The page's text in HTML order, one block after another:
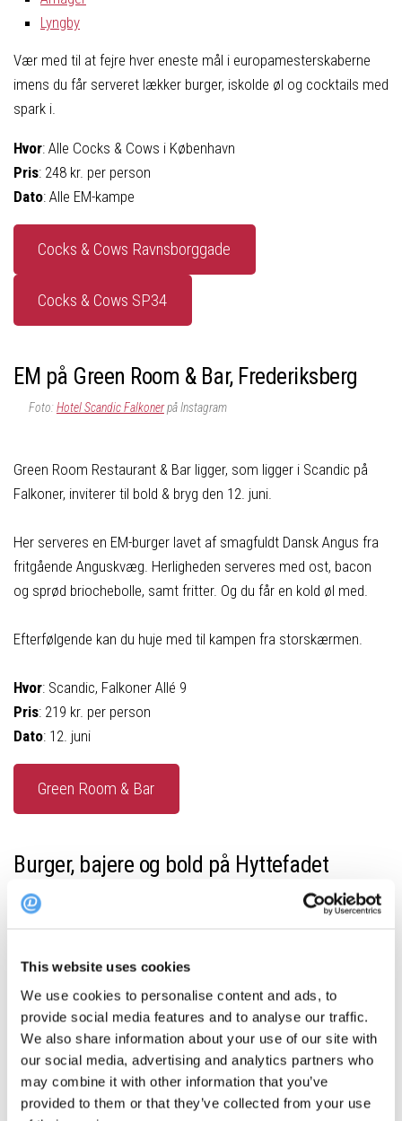
This website uses cookies
We use cookies to personalise content and ads, to
provide social media features and to analyse our traffic.
We also share information about your use of our site with
our social media, advertising and analytics partners who
may combine it with other information that you’ve
provided to them or that they’ve collected from your use
Lyngby
Vær med til at fejre hver eneste mål i europamesterskaberne
imens du får serveret lækker burger, iskolde øl og cocktails med
spark i.
Hvor: Alle Cocks & Cows i København
Pris: 248 kr. per person
Dato: Alle EM-kampe
Cocks & Cows Ravnsborggade
Cocks & Cows SP34
EM på Green Room & Bar, Frederiksberg
Foto:Hotel Scandic Falkonerpå Instagram
Green Room Restaurant & Bar ligger, som ligger i Scandic på
Falkoner, inviterer til bold & bryg den 12. juni.
Her serveres en EM-burger lavet af smagfuldt Dansk Angus fra
fritgående Anguskvæg. Herligheden serveres med ost, bacon
og sprød briochebolle, samt fritter. Og du får en kold øl med.
Efterfølgende kan du huje med til kampen fra storskærmen.
Hvor: Scandic, Falkoner Allé 9
Pris: 219 kr. per person
Dato: 12. juni
Green Room & Bar
Burger, bajere og bold på Hyttefadet
Foto:Hyttefadetpå Instagram
Hyttefadet på Nyhavn byder på fodboldfest. Her stilles den
store skærm frem, øllet fyldes på hanerne og burgerne pakkes
ind i rød-hvide farver.
Der sørges for øl til alle fire halvege, så du kommer ikke til at